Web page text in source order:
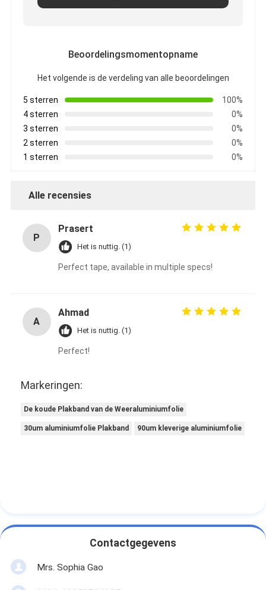
Beoordelingsmomentopname
Het volgende is de verdeling van alle beoordelingen
5 sterren
100%
4 sterren
0%
3 sterren
0%
2 sterren
0%
1 sterren
0%
Alle recensies
P
Prasert
Het is nuttig. (1)
Perfect tape, available in multiple specs!
A
Ahmad
Het is nuttig. (1)
Perfect!
Markeringen:
De koude Plakband van de Weeraluminiumfolie
30um aluminiumfolie Plakband 90um kleverige aluminiumfolie
Contactgegevens
Mrs. Sophia Gao